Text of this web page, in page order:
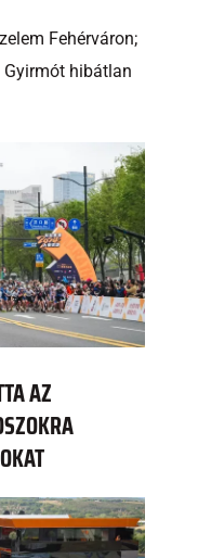
Fehérváron;
hibátlan
AZ